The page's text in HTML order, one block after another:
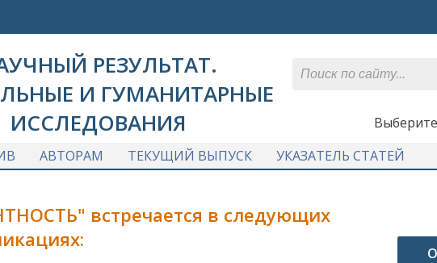
РЕЗУЛЬТАТ.
И ГУМАНИТАРНЫЕ
ИССЛЕДОВАНИЯ
АВТОРАМ ТЕКУЩИЙ ВЫПУСК УКАЗАТЕЛЬ СТАТЕЙ
встречается в следующих